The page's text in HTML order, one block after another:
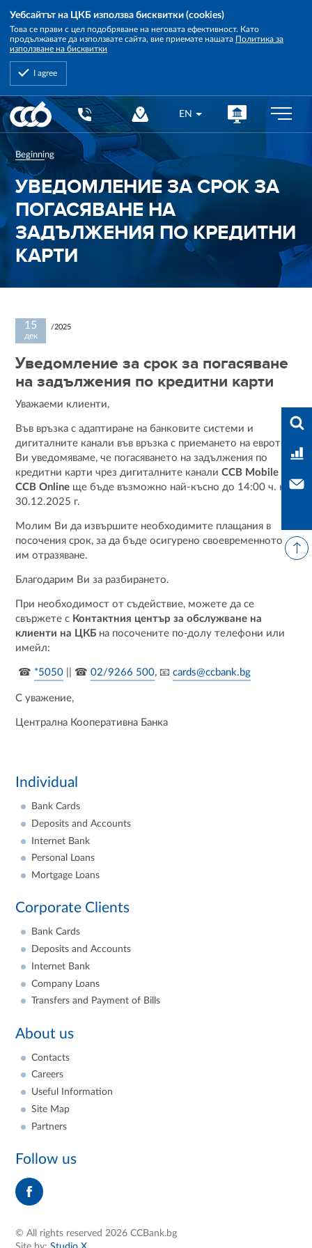
Уебсайтът на ЦКБ използва бисквитки (cookies)
Това се прави с цел подобряване на неговата ефективност. Като
продължавате да използвате сайта, вие приемате нашата Политика за
използване на бисквитки
I agree
Central
Cooperative
Bank
EN
Beginning
УВЕДОМЛЕНИЕ ЗА СРОК ЗА
ПОГАСЯВАНЕ НА
ЗАДЪЛЖЕНИЯ ПО КРЕДИТНИ
КАРТИ
15
дек
/2025
Уведомление за срок за погасяване
на задължения по кредитни карти
Уважаеми клиенти,
Във връзка с адаптиране на банковите системи и
дигиталните канали във връзка с приемането на еврото,
Ви уведомяваме, че погасяването на задължения по
кредитни карти чрез дигиталните каналиCCB Mobile &
CCB Online ще бъде възможно най-късно до 14:00 ч. на
30.12.2025 г.
Молим Ви да извършите необходимите плащания в
посочения срок, за да бъде осигурено своевременното
им отразяване.
Благодарим Ви за разбирането.
При необходимост от съдействие, можете да се
свържете с Контактния център за обслужване на
клиенти на ЦКБ на посочените по-долу телефони или
имейл:
☎ *5050 || ☎02/9266 500, 📧cards@ccbank.bg
С уважение,
Централна Кооперативна Банка
Individual
Bank Cards
Deposits and Accounts
Internet Bank
Personal Loans
Mortgage Loans
Corporate Clients
Bank Cards
Deposits and Accounts
Internet Bank
Company Loans
Transfers and Payment of Bills
About us
Contacts
Careers
Useful Information
Site Map
Partners
Follow us
© All rights reserved 2026 CCBank.bg